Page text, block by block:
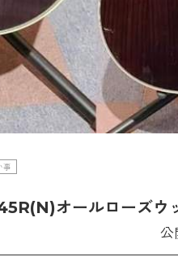
事
オールローズウ
公